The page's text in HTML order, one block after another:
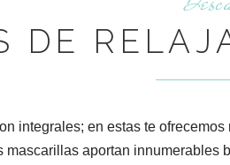
DE
integrales; en estas te
mascarillas aportan